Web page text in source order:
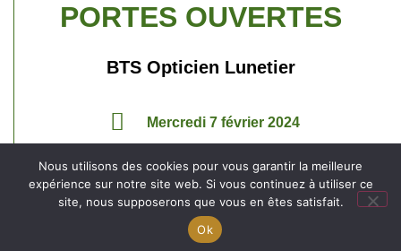
PORTES OUVERTES
BTS Opticien Lunetier
Mercredi 7 février 2024
de 14h à 17h au lycée Saint-Jean
Nous utilisons des cookies pour vous garantir la meilleure
expérience sur notre site web. Si vous continuez à utiliser ce
site, nous supposerons que vous en êtes satisfait.
Ok
Engagé pour l’environnement : compensation de
l’impact carbone de notre site internet